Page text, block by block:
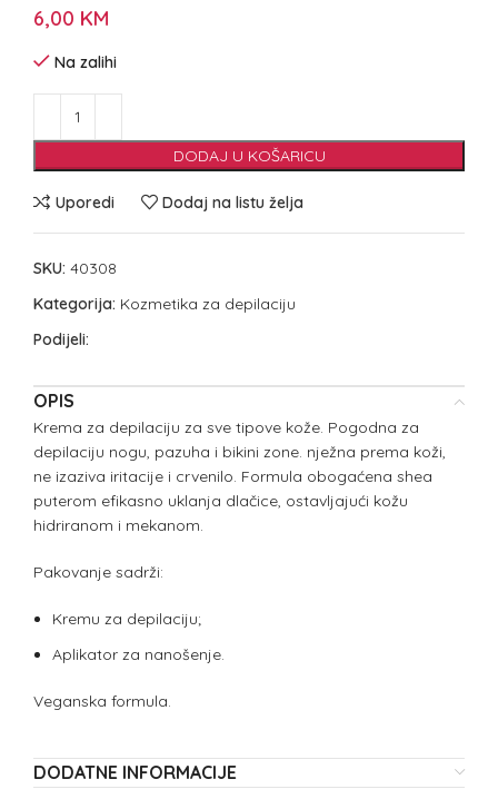
6,00 KM
Na zalihi
DODAJ U KOŠARICU
Uporedi Dodaj na listu želja
SKU: 40308
Kategorija: Kozmetika za depilaciju
Podijeli:
OPIS
Krema za depilaciju za sve tipove kože. Pogodna za
depilaciju nogu, pazuha i bikini zone. nježna prema koži,
ne izaziva iritacije i crvenilo. Formula obogaćena shea
puterom efikasno uklanja dlačice, ostavljajući kožu
hidriranom i mekanom.
Pakovanje sadrži:
Kremu za depilaciju;
Aplikator za nanošenje.
Veganska formula.
DODATNE INFORMACIJE